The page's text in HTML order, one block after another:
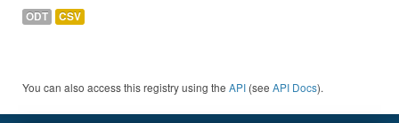
ODT CSV
You can also access this registry using the API (see API Docs).